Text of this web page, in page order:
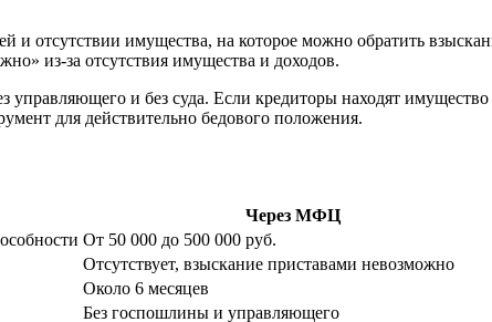
и отсутствии имущества, на которое можно обратить
из‑за отсутствия имущества и доходов.
управляющего и без суда. Если кредиторы находят
для действительно бедового положения.
Через МФЦ
От 50 000 до 500 000 руб.
Отсутствует, взыскание приставами невозможно
Около 6 месяцев
Без госпошлины и управляющего